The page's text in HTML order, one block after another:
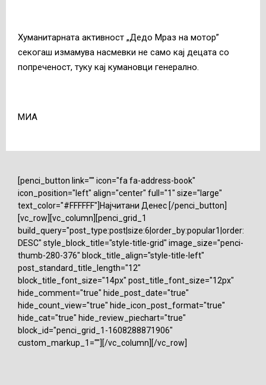
Хуманитарната активност „Дедо Мраз на мотор”
секогаш измамува насмевки не само кај децата со
попреченост, туку кај кумановци генерално.
MИА
[penci_button link="" icon="fa fa-address-book"
icon_position="left" align="center" full="1" size="large"
text_color="#FFFFFF"]Најчитани Денес [/penci_button]
[vc_row][vc_column][penci_grid_1
build_query="post_type:post|size:6|order_by:popular1|order:
DESC" style_block_title="style-title-grid" image_size="penci-
thumb-280-376" block_title_align="style-title-left"
post_standard_title_length="12"
block_title_font_size="14px" post_title_font_size="12px"
hide_comment="true" hide_post_date="true"
hide_count_view="true" hide_icon_post_format="true"
hide_cat="true" hide_review_piechart="true"
block_id="penci_grid_1-1608288871906"
custom_markup_1=""][/vc_column][/vc_row]